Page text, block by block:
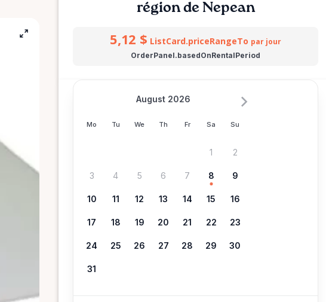
région de Nepean
5,12 $ ListCard.priceRangeTo par jour
OrderPanel.basedOnRentalPeriod
Mo Tu We Th Fr Sa Su
August 2026
1 2
3 4 5 6 7 8 9
10 11 12 13 14 15 16
17 18 19 20 21 22 23
24 25 26 27 28 29 30
31